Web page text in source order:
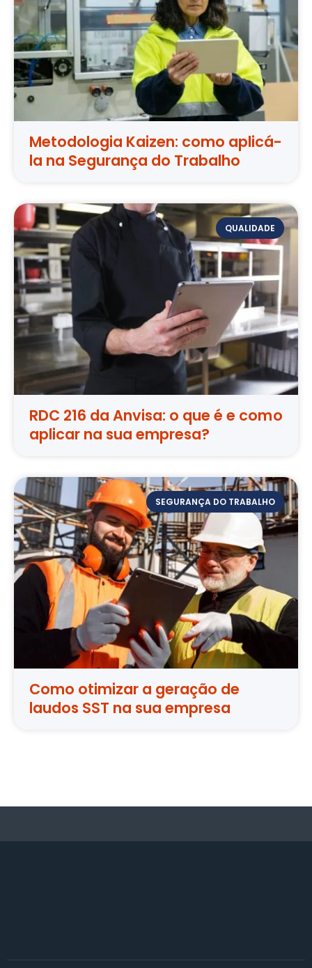
Metodologia Kaizen: como aplicá-
la na Segurança do Trabalho
QUALIDADE
RDC 216 da Anvisa: o que é e como
aplicar na sua empresa?
SEGURANÇA DO TRABALHO
Como otimizar a geração de
laudos SST na sua empresa